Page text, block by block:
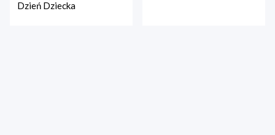
Dzień Dziecka